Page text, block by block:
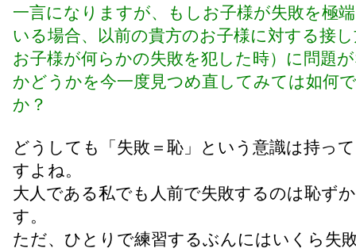
一言になりますが、もしお子様が失敗を極
いる場合、以前の貴方のお子様に対する接
お子様が何らかの失敗を犯した時）に問題
かどうかを今一度見つめ直してみては如何
か？
どうしても「失敗＝恥」という意識は持っ
すよね。
大人である私でも人前で失敗するのは恥ず
す。
ただ、ひとりで練習するぶんにはいくら失